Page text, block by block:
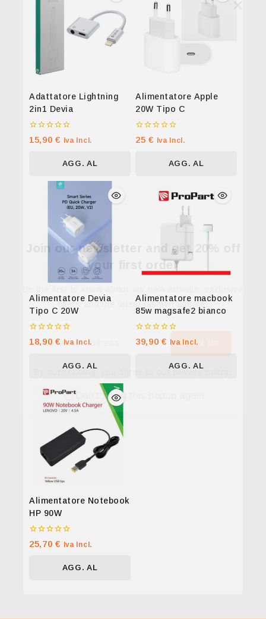
Adattatore Lightning
2in1 Devia
0
su
15,90€ Iva Incl.
AGG. AL
CARRELLO
Alimentatore Apple
20W Tipo C
0
su
25€ Iva Incl.
AGG. AL
Alimentatore Devia
Tipo C 20W
0
su
18,90€ Iva Incl.
AGG. AL
Alimentatore macbook
85w magsafe2 bianco
0
su
39,90€ Iva Incl.
AGG. AL
Alimentatore Notebook
HP 90W
0
su
25,70€ Iva Incl.
AGG. AL
Join our newsletter and get 20% off
your first order
offers and the latest fashion update.
Don't show this popup again